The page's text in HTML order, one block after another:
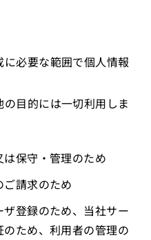
必要な範囲で個人情報
目的には一切利用しま
保守・管理のため
請求のため
登録のため、当社サー
ため、利用者の管理の